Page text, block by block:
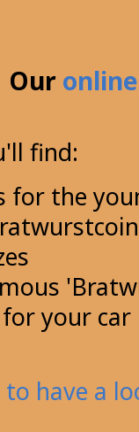
Our
find:
for the
your car
to have a